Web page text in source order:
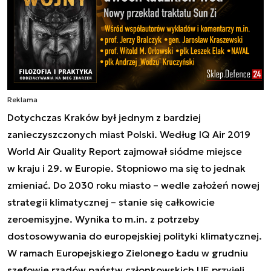
Reklama
Dotychczas Kraków był jednym z bardziej
zanieczyszczonych miast Polski. Według IQ Air 2019
World Air Quality Report zajmował siódme miejsce
w kraju i 29. w Europie. Stopniowo ma się to jednak
zmieniać. Do 2030 roku miasto – wedle założeń nowej
strategii klimatycznej – stanie się całkowicie
zeroemisyjne. Wynika to m.in. z potrzeby
dostosowywania do europejskiej polityki klimatycznej.
W ramach Europejskiego Zielonego Ładu w grudniu